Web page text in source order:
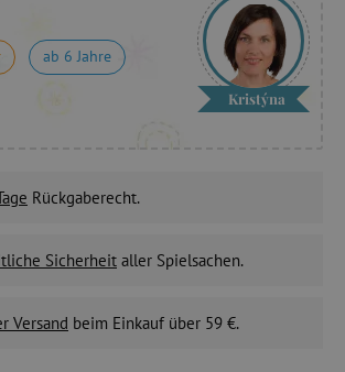
ab 6 Jahre
Kristýna
Rückgaberecht.
Sicherheit aller Spielsachen.
Versand beim Einkauf über 59 €.